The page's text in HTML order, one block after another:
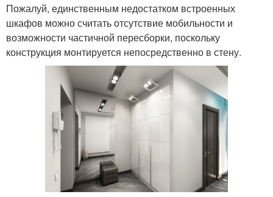
Пожалуй, единственным недостатком встроенных
шкафов можно считать отсутствие мобильности и
возможности частичной пересборки, поскольку
конструкция монтируется непосредственно в стену.